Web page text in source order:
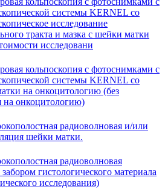
системы KERNEL со
исследование
тракта и мазка с шейки матки
исследовани
кольпоскопия с фотоснимками с
системы KERNEL со
на онкоцитологию (без
на онкоцитологию)
радиоволновая и/или
шейки матки.
радиоволновая
гистологического материала
исследования)